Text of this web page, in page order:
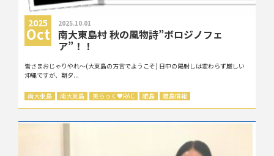
2025
Oct
2025.10.01
南大東島村 秋の風物詩”ボロジノフェ
ア”！！
皆さまおじゃりやれ〜(大東島の方言でようこそ) 日中の陽射しは変わらず厳しい
沖縄ですが、朝夕...
南大東島 南大東島 美らっく ♥RAC 離島 離島情報